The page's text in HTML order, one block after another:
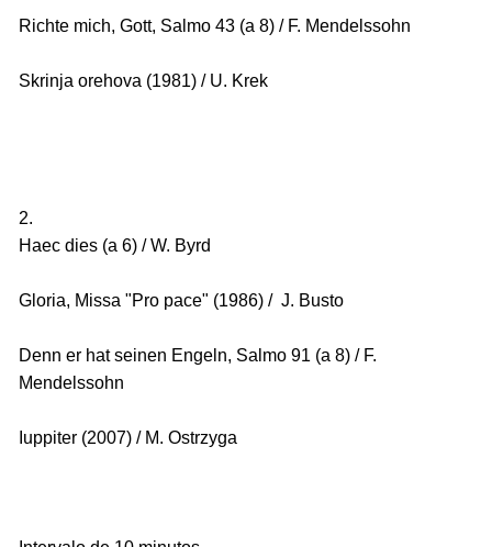
Richte mich, Gott, Salmo 43 (a 8) / F. Mendelssohn
Skrinja orehova (1981) / U. Krek
2.
Haec dies (a 6) / W. Byrd
Gloria, Missa "Pro pace" (1986) / J. Busto
Denn er hat seinen Engeln, Salmo 91 (a 8) / F.
Mendelssohn
Iuppiter (2007) / M. Ostrzyga